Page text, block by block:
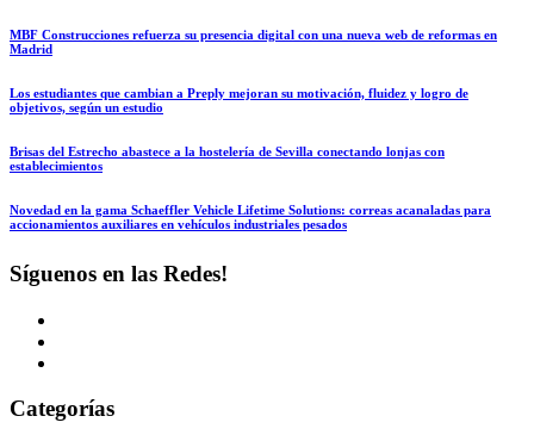
MBF Construcciones refuerza su presencia digital con una nueva web de reformas en
Madrid
Los estudiantes que cambian a Preply mejoran su motivación, fluidez y logro de
objetivos, según un estudio
Brisas del Estrecho abastece a la hostelería de Sevilla conectando lonjas con
establecimientos
Novedad en la gama Schaeffler Vehicle Lifetime Solutions: correas acanaladas para
accionamientos auxiliares en vehículos industriales pesados
Síguenos en las Redes!
Categorías